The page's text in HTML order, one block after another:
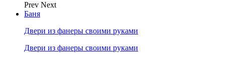
Prev Next
Баня
Двери из фанеры своими руками
Двери из фанеры своими руками